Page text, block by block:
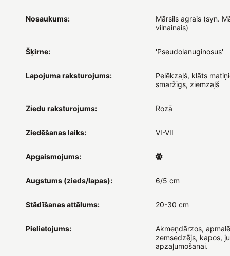
Nosaukums:
Mārsils agrais (syn.
vilnainais)
Šķirne: 'Pseudolanuginosus'
Lapojuma raksturojums:
Pelēkzaļš, klāts
smaržīgs, ziemzaļš
Ziedu raksturojums: Rozā
Ziedēšanas laiks: VI-VII
Apgaismojums:
Augstums (zieds/lapas): 6/5 cm
Stādīšanas attālums: 20-30 cm
Pielietojums:
Akmeņdārzos,
zemsedzējs, kapos,
apzaļumošanai.